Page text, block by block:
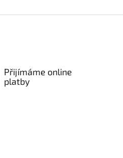
Přijímáme online
platby